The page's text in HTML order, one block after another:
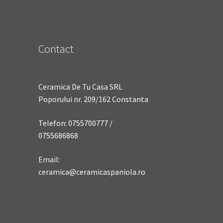
Contact
Ceramica De Tu Casa SRL
Poporului nr. 209/162 Constanta
Telefon: 0755700777 /
0755686868
Email:
ceramica@ceramicaspaniola.ro